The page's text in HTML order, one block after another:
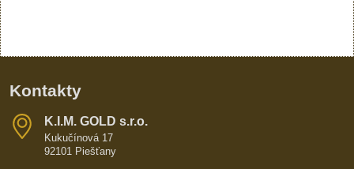
Kontakty
K​​.I​​.M​​. GOLD s​​.r​​.o​​.
Kukučínová 17
92101 Piešťany